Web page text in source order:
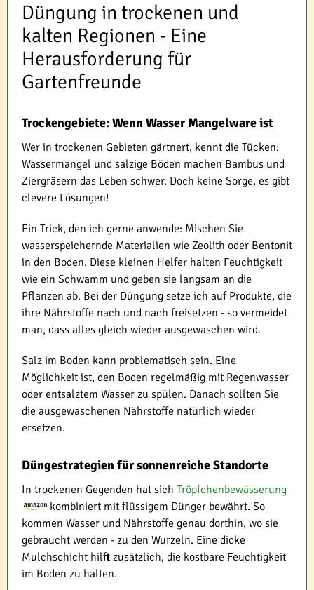
Düngung in trockenen und
kalten Regionen - Eine
Herausforderung für
Gartenfreunde
Trockengebiete: Wenn Wasser Mangelware ist
Wer in trockenen Gebieten gärtnert, kennt die Tücken:
Wassermangel und salzige Böden machen Bambus und
Ziergräsern das Leben schwer. Doch keine Sorge, es gibt
clevere Lösungen!
Ein Trick, den ich gerne anwende: Mischen Sie
wasserspeichernde Materialien wie Zeolith oder Bentonit
in den Boden. Diese kleinen Helfer halten Feuchtigkeit
wie ein Schwamm und geben sie langsam an die
Pflanzen ab. Bei der Düngung setze ich auf Produkte, die
ihre Nährstoffe nach und nach freisetzen - so vermeidet
man, dass alles gleich wieder ausgewaschen wird.
Salz im Boden kann problematisch sein. Eine
Möglichkeit ist, den Boden regelmäßig mit Regenwasser
oder entsalztem Wasser zu spülen. Danach sollten Sie
die ausgewaschenen Nährstoffe natürlich wieder
ersetzen.
Düngestrategien für sonnenreiche Standorte
In trockenen Gegenden hat sich Tröpfchenbewässerung
kombiniert mit flüssigem Dünger bewährt. So
kommen Wasser und Nährstoffe genau dorthin, wo sie
gebraucht werden - zu den Wurzeln. Eine dicke
Mulchschicht hilft zusätzlich, die kostbare Feuchtigkeit
im Boden zu halten.